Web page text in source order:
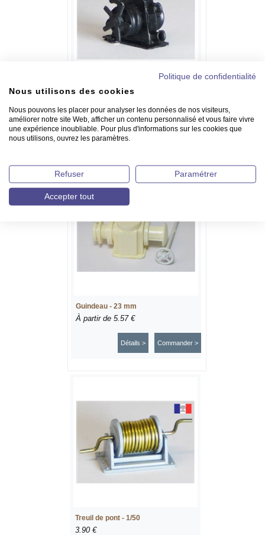
Treuil en résine - 20 mm
À partir de4.45 €
Commander >
Détails >
Guindeau - 23 mm
À partir de 5.57 €
Commander >
Détails >
Treuil de pont - 1/50
3.90 €
Politique de confidentialité
Nous utilisons des cookies
Nous pouvons les placer pour analyser les données de nos visiteurs,
améliorer notre site Web, afficher un contenu personnalisé et vous faire vivre
une expérience inoubliable. Pour plus d'informations sur les cookies que
nous utilisons, ouvrez les paramètres.
Refuser Paramétrer
Accepter tout